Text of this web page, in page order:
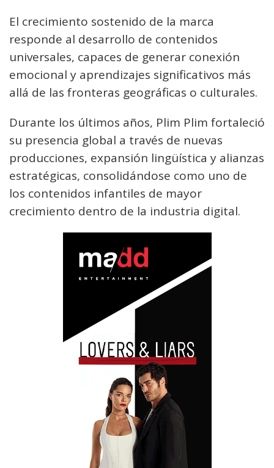
El crecimiento sostenido de la marca
responde al desarrollo de contenidos
universales, capaces de generar conexión
emocional y aprendizajes significativos más
allá de las fronteras geográficas o culturales.
Durante los últimos años, Plim Plim fortaleció
su presencia global a través de nuevas
producciones, expansión lingüística y alianzas
estratégicas, consolidándose como uno de
los contenidos infantiles de mayor
crecimiento dentro de la industria digital.